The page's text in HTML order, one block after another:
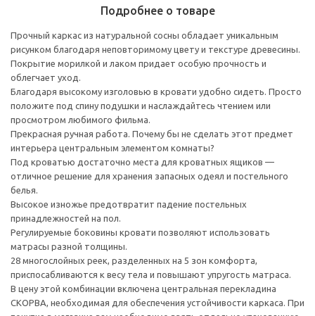
Подробнее о товаре
Прочный каркас из натуральной сосны обладает уникальным
рисунком благодаря неповторимому цвету и текстуре древесины.
Покрытие морилкой и лаком придает особую прочность и
облегчает уход.
Благодаря высокому изголовью в кровати удобно сидеть. Просто
положите под спину подушки и наслаждайтесь чтением или
просмотром любимого фильма.
Прекрасная ручная работа. Почему бы не сделать этот предмет
интерьера центральным элементом комнаты?
Под кроватью достаточно места для кроватных ящиков —
отличное решение для хранения запасных одеял и постельного
белья.
Высокое изножье предотвратит падение постельных
принадлежностей на пол.
Регулируемые боковины кровати позволяют использовать
матрасы разной толщины.
28 многослойных реек, разделенных на 5 зон комфорта,
приспосабливаются к весу тела и повышают упругость матраса.
В цену этой комбинации включена центральная перекладина
СКОРВА, необходимая для обеспечения устойчивости каркаса. При